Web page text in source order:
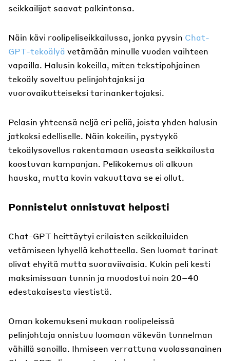
seikkailijat saavat palkintonsa.
Näin kävi roolipeliseikkailussa, jonka pyysin Chat-
GPT-tekoälyä vetämään minulle vuoden vaihteen
vapailla. Halusin kokeilla, miten tekstipohjainen
tekoäly soveltuu pelinjohtajaksi ja
vuorovaikutteiseksi tarinankertojaksi.
Pelasin yhteensä neljä eri peliä, joista yhden halusin
jatkoksi edelliselle. Näin kokeilin, pystyykö
tekoälysovellus rakentamaan useasta seikkailusta
koostuvan kampanjan. Pelikokemus oli alkuun
hauska, mutta kovin vakuuttava se ei ollut.
Ponnistelut onnistuvat helposti
Chat-GPT heittäytyi erilaisten seikkailuiden
vetämiseen lyhyellä kehotteella. Sen luomat tarinat
olivat ehyitä mutta suoraviivaisia. Kukin peli kesti
maksimissaan tunnin ja muodostui noin 20–40
edestakaisesta viestistä.
Oman kokemukseni mukaan roolipeleissä
pelinjohtaja onnistuu luomaan väkevän tunnelman
vähillä sanoilla. Ihmiseen verrattuna vuolassanainen